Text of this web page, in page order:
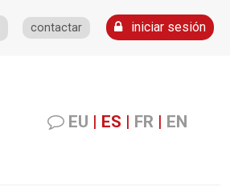
contactar iniciar sesión
EU | ES | FR | EN